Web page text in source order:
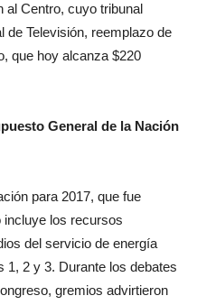
al Centro, cuyo tribunal
de Televisión, reemplazo de
que hoy alcanza $220
General de la Nación
para 2017, que fue
incluye los recursos
del servicio de energía
1, 2 y 3. Durante los debates
gremios advirtieron